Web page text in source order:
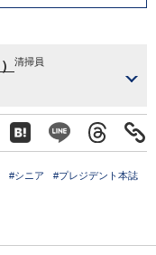
清掃員
#シニア #プレジデント本誌